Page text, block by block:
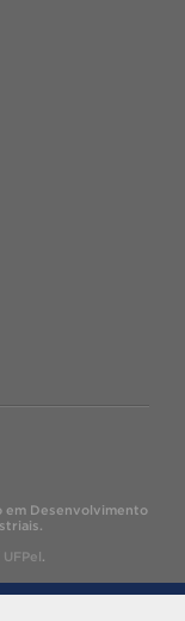
em Desenvolvimento
UFPel.